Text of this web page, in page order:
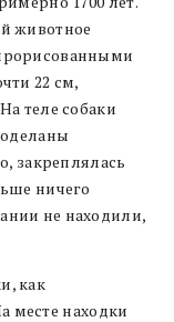
животное
22 см,
теле собаки
закреплялась
ничего
не находили,
как
месте находки